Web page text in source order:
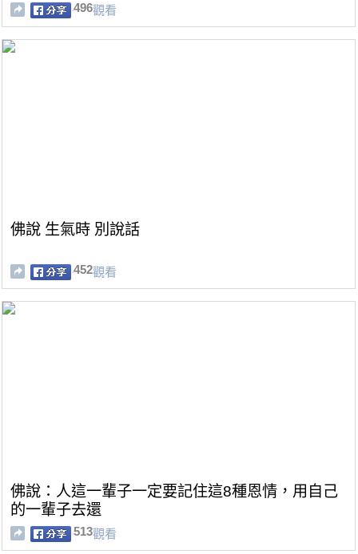
496觀看
佛說 生氣時 別說話
452觀看
佛說：人這一輩子一定要記住這8種恩情，用自己
的一輩子去還
513觀看